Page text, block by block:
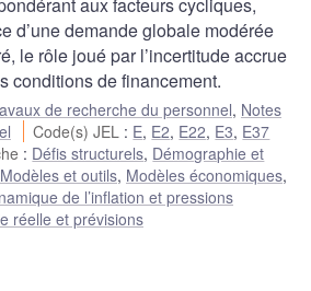
d’une demande globale modérée
le rôle joué par l’incertitude accrue
conditions de financement.
de recherche du personnel, Notes
Code(s) JEL : E, E2, E22, E3, E37
: Défis structurels, Démographie et
Modèles et outils, Modèles économiques,
de l’inflation et pressions
réelle et prévisions